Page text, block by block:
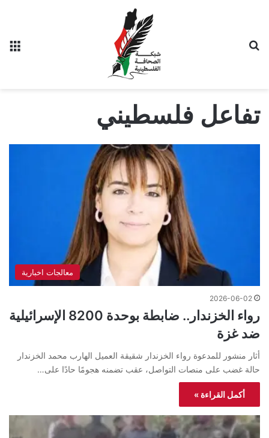
تفاعل فلسطيني
معالجات اخبارية
2026-06-02
رواء الخزندار.. ضابطة بوحدة 8200 الإسرائيلية
ضد غزة
أثار منشور للمدعوة رواء الخزندار شقيقة العميل الهارب محمد الخزندار
حالة غضب على منصات التواصل، عقب تضمنه هجومًا حادًا على…
أكمل القراءة »